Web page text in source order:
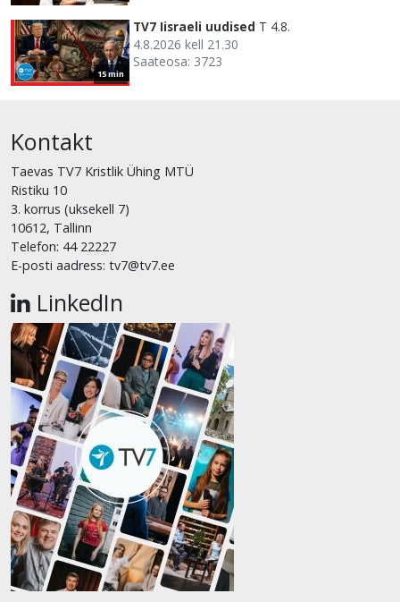
15 min
TV7 Iisraeli uudised T 4.8.
4.8.2026 kell 21.30
Saateosa: 3723
Kontakt
Taevas TV7 Kristlik Ühing MTÜ
Ristiku 10
3. korrus (uksekell 7)
10612, Tallinn
Telefon: 44 22227
E-posti aadress: tv7@tv7.ee
LinkedIn